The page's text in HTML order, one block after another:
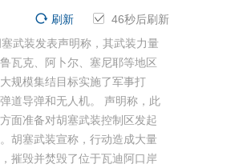
45秒后刷新
刷新
武装发表声明称，其武装力量
瓦克、阿卜尔、塞尼耶等地区
规模集结目标实施了军事打
道导弹和无人机。 声明称，此
面准备对胡塞武装控制区发起
胡塞武装宣称，行动造成大量
摧毁并焚毁了位于瓦迪阿口岸